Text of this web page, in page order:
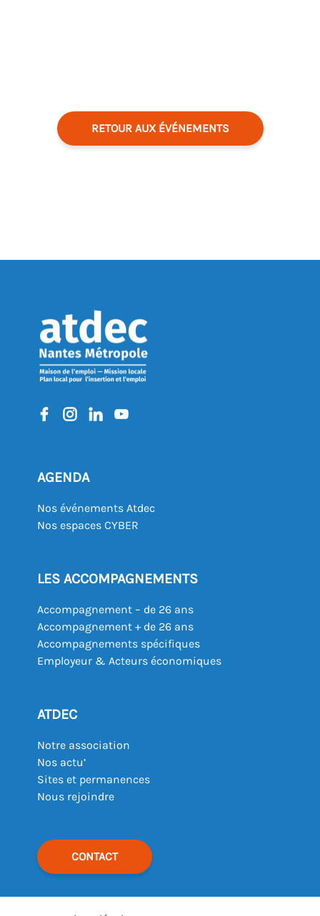
RETOUR AUX ÉVÉNEMENTS
AGENDA
Nos événements Atdec
Nos espaces CYBER
LES ACCOMPAGNEMENTS
Accompagnement – de 26 ans
Accompagnement + de 26 ans
Accompagnements spécifiques
Employeur & Acteurs économiques
ATDEC
Notre association
Nos actu’
Sites et permanences
Nous rejoindre
CONTACT